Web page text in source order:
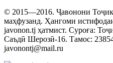
© 2015—2016. Ҷавонони
маҳфузанд. Ҳангоми
javonon.tj ҳатмист. Суроға:
Саъдӣ Шерозӣ-16. Тамос:
javonontj@mail.ru